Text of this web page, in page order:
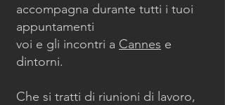
accompagna durante tutti i tuoi
appuntamenti
voi e gli incontri a Cannes e
dintorni.
Che si tratti di riunioni di lavoro,